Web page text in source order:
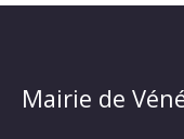
Mairie de